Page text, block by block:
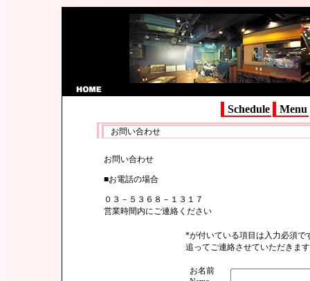
Schedule Menu
お問い合わせ
お問い合わせ
■お電話の場合
０３－５３６８－１３１７
営業時間内にご連絡ください
*が付いている項目は入力必須で
追ってご連絡させていただきま
お名前